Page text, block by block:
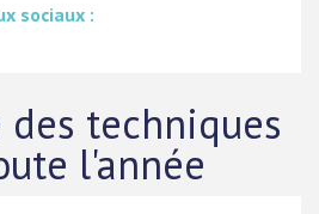
sociaux :
des techniques
l'année